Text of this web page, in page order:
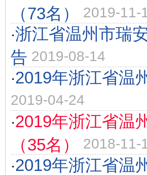
（73名）
2019-11-
·浙江省温州市瑞
告 2019-08-14
·2019年浙江省温
2019-04-24
·2019年浙江省温
（35名）
2018-11-
·2019年浙江省温